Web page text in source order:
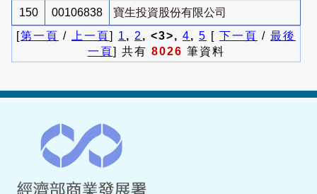
150 00106838
寶生投資股份有限公司
[第一頁 / 上一頁] 1 , 2 , <3>, 4, 5 [ 下一頁 / 最後
一頁] 共有 8026 筆資料